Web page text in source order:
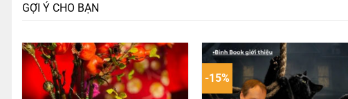
GỢI Ý CHO BẠN
-15%